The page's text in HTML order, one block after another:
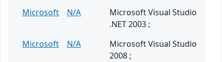
Microsoft
N/A
Microsoft Visual Studio
.NET 2003 ;
Microsoft
N/A
Microsoft Visual Studio
2008 ;